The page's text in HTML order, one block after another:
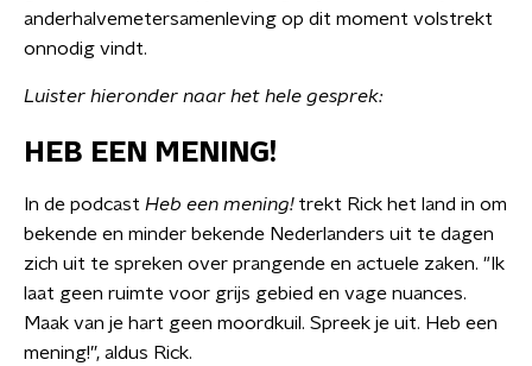
anderhalvemetersamenleving op dit moment volstrekt
onnodig vindt.
Luister hieronder naar het hele gesprek:
HEB EEN MENING!
In de podcast Heb een mening!trekt Rick het land in om
bekende en minder bekende Nederlanders uit te dagen
zich uit te spreken over prangende en actuele zaken. "Ik
laat geen ruimte voor grijs gebied en vage nuances.
Maak van je hart geen moordkuil. Spreek je uit. Heb een
mening!”, aldus Rick.